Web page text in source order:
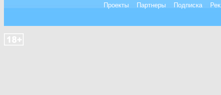
Проекты Партнеры Подписка